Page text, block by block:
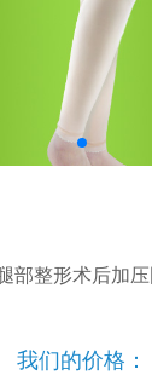
部整形术后加
我们的价格：